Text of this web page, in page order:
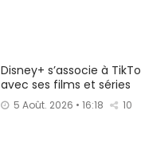
Disney+ s’associe à
avec ses films et séries
5 Août. 2026 • 16:18 10